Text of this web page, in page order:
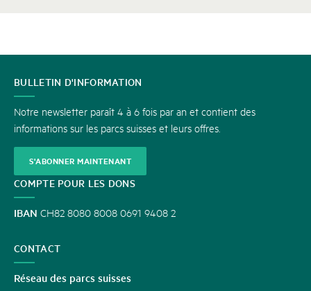
CONTACT
BULLETIN D'INFORMATION
Notre newsletter paraît 4 à 6 fois par an et contient des
informations sur les parcs suisses et leurs offres.
S'ABONNER MAINTENANT
COMPTE POUR LES DONS
IBAN CH82 8080 8008 0691 9408 2
CONTACT
Réseau des parcs suisses